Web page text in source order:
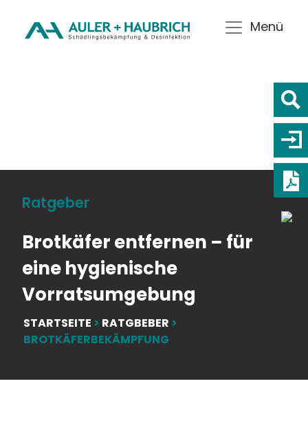
Menü
STARTSEITE > RATGBEBER >
BROTKÄFERBEKÄMPFUNG
Ratgeber
Brotkäfer entfernen – für
eine hygienische
Vorratsumgebung